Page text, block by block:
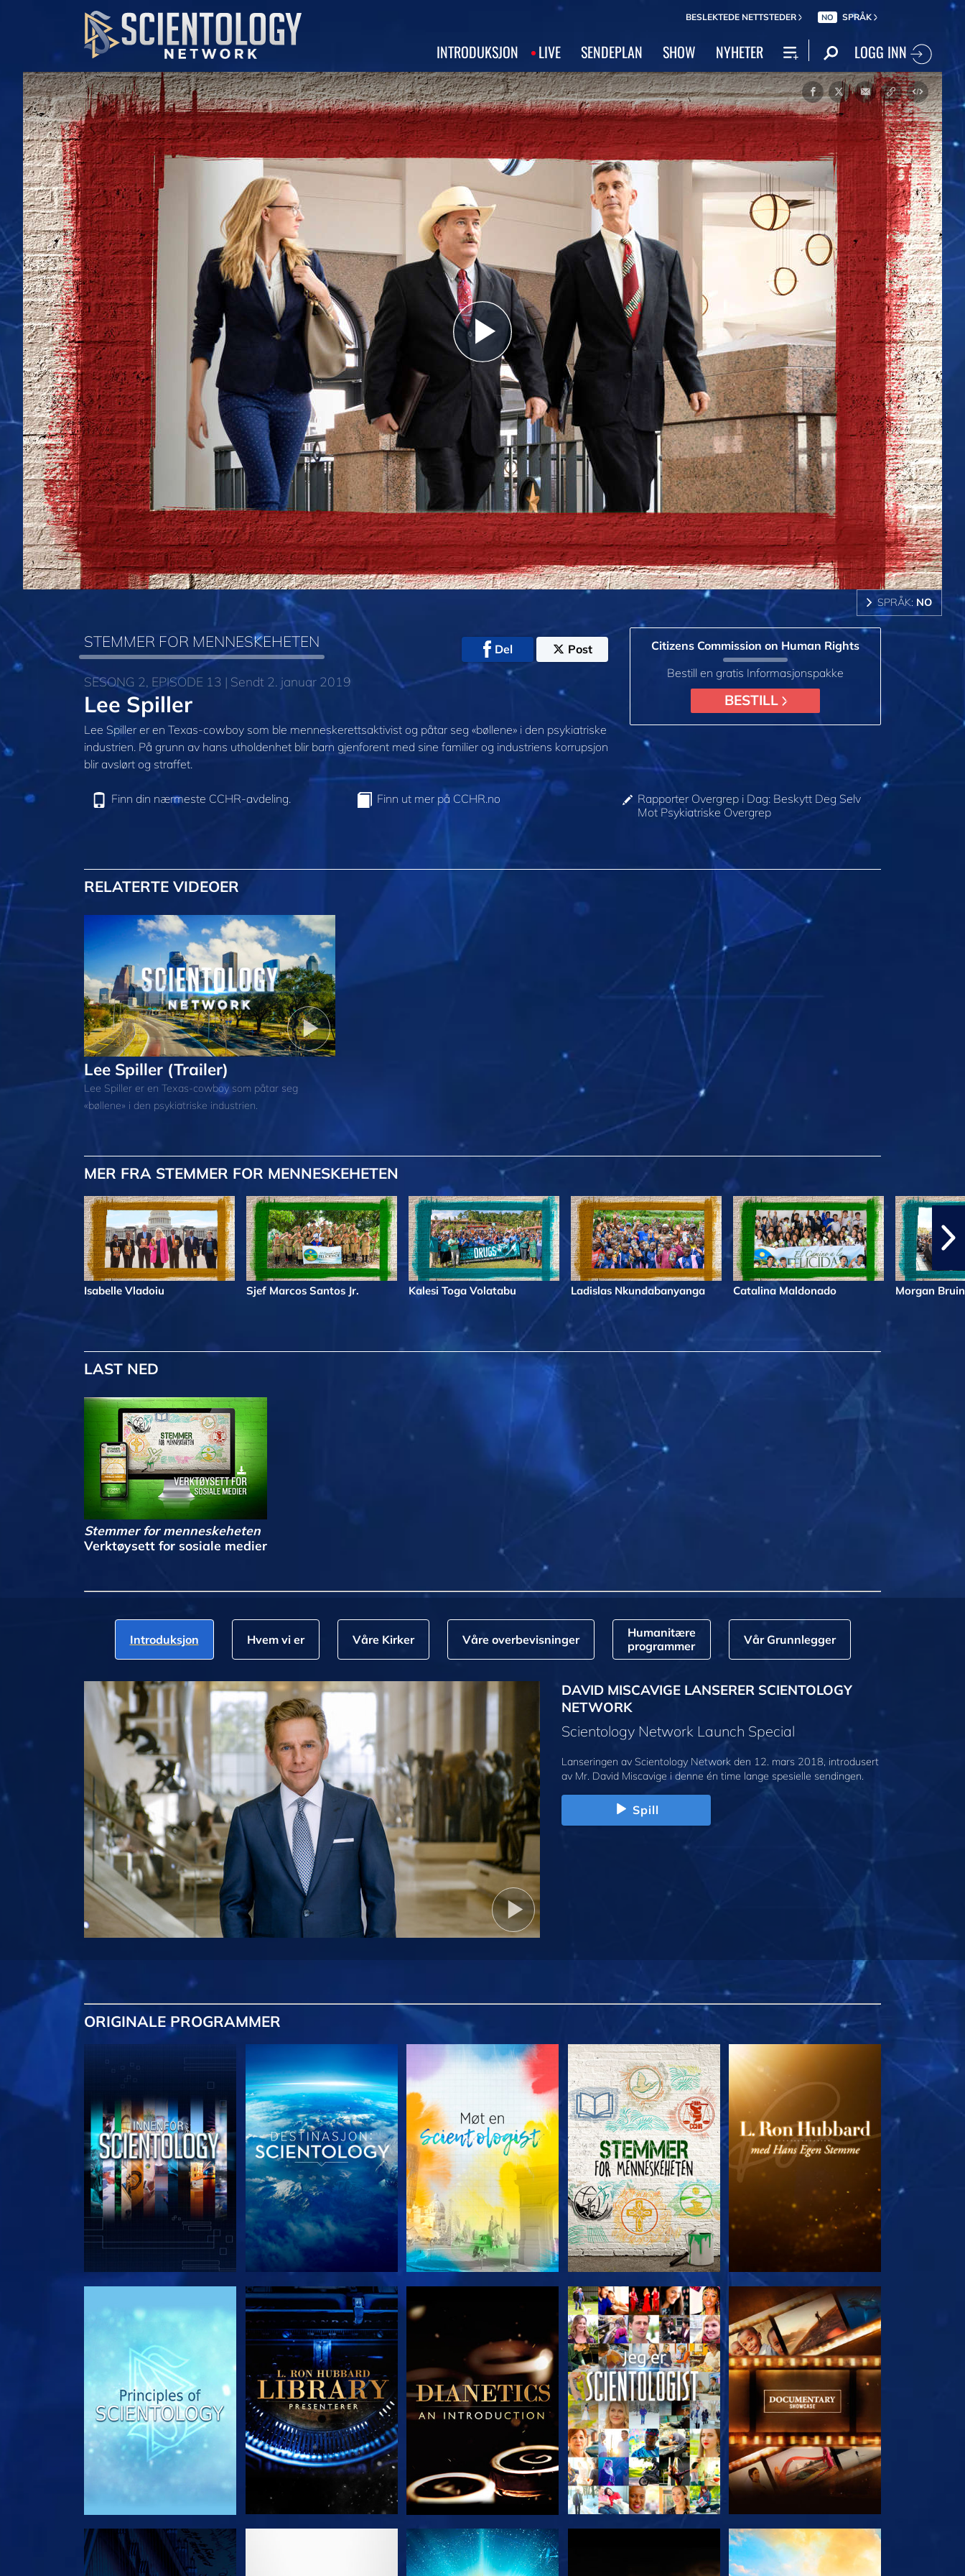
BESLEKTEDE NETTSTEDER NO SPRÅK
INTRODUKSJON LIVE SENDEPLAN SHOW NYHETER LOGG INN
Play
Video
SPRÅK: NO
STEMMER FOR MENNESKEHETEN Del Post
SESONG 2, EPISODE 13 | Sendt 2. januar 2019
Lee Spiller
Lee Spiller er en Texas-cowboy som ble menneskerettsaktivist og påtar seg «bøllene» i den psykiatriske
industrien. På grunn av hans utholdenhet blir barn gjenforent med sine familier og industriens korrupsjon
blir avslørt og straffet.
Citizens Commission on Human Rights
Bestill en gratis Informasjonspakke
BESTILL
Finn din nærmeste CCHR-avdeling. Finn ut mer på CCHR.no
Rapporter Overgrep i Dag: Beskytt Deg Selv
Mot Psykiatriske Overgrep
RELATERTE VIDEOER
Lee Spiller (Trailer)
Lee Spiller er en Texas-cowboy som påtar seg
«bøllene» i den psykiatriske industrien.
MER FRA STEMMER FOR MENNESKEHETEN
Isabelle Vladoiu Sjef Marcos Santos Jr. Kalesi Toga Volatabu Ladislas Nkundabanyanga Catalina Maldonado Morgan
LAST NED
Stemmer for menneskeheten
Verktøysett for sosiale medier
Introduksjon Hvem vi er Våre Kirker Våre overbevisninger
Humanitære
programmer
Vår Grunnlegger
DAVID MISCAVIGE LANSERER SCIENTOLOGY
NETWORK
Scientology Network Launch Special
Lanseringen av Scientology Network den 12. mars 2018, introdusert
av Mr. David Miscavige i denne én time lange spesielle sendingen.
Spill
ORIGINALEPROGRAMMER
UTFORSK SERIEN UTFORSK SERIEN UTFORSK SERIEN UTFORSK SERIEN UTFORSK SERIEN
SE UTFORSK SERIEN